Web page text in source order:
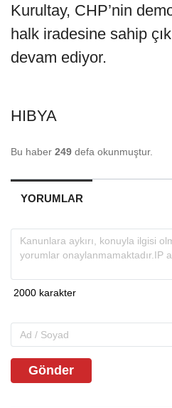
Kurultay, CHP’nin
halk iradesine sahip
devam ediyor.
HIBYA
Bu haber 249 defa okunmuştur.
YORUMLAR
Gönder